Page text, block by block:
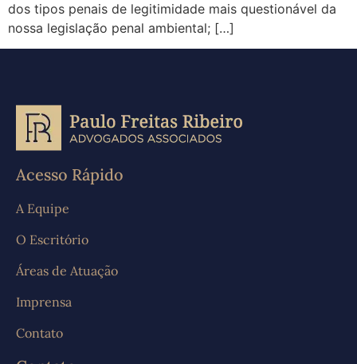
dos tipos penais de legitimidade mais questionável da
nossa legislação penal ambiental; […]
Acesso Rápido
A Equipe
O Escritório
Áreas de Atuação
Imprensa
Contato